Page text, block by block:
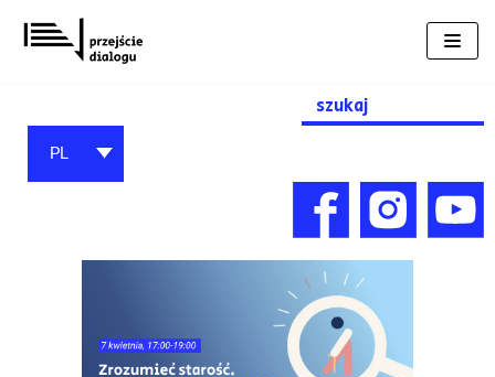
Przejdź
do
Search
for:
PL